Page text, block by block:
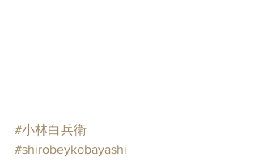
#小林白兵衛
#shirobeykobayashi